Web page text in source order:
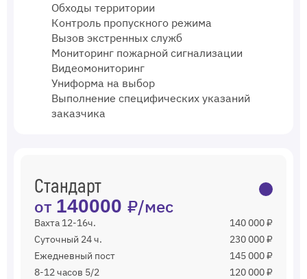
Обходы территории
Контроль пропускного режима
Вызов экстренных служб
Мониторинг пожарной сигнализации
Видеомониторинг
Униформа на выбор
Выполнение специфических указаний
заказчика
Стандарт
от 140000 ₽/мес
Вахта 12-16ч.
140 000 ₽
Суточный 24 ч.
230 000 ₽
Ежедневный пост
145 000 ₽
8-12 часов 5/2
120 000 ₽